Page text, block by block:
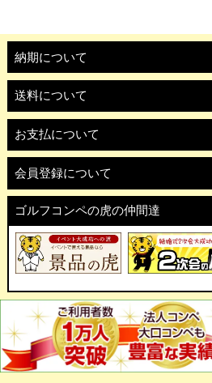
納期について
送料について
お支払について
会員登録について
ゴルフコンペの虎の仲間達